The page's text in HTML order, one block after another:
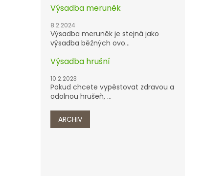
Výsadba meruněk
8.2.2024
Výsadba meruněk je stejná jako
výsadba běžných ovo...
Výsadba hrušní
10.2.2023
Pokud chcete vypěstovat zdravou a
odolnou hrušeň, ...
ARCHIV